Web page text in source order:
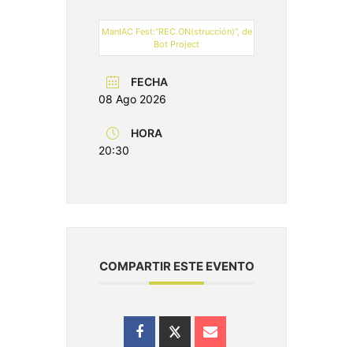
ManIAC Fest:“REC.ON(strucción)”, de
Bot Project
FECHA
08 Ago 2026
HORA
20:30
COMPARTIR ESTE EVENTO